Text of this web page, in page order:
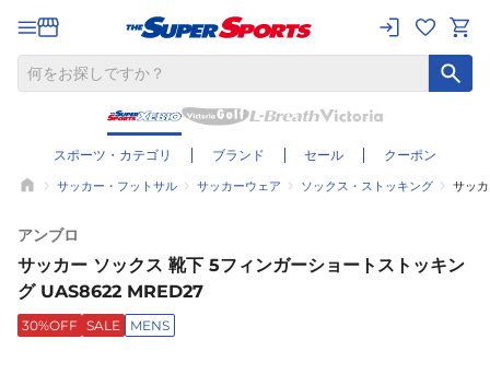
スポーツ・カテゴリ ブランド セール クーポン
サッカー・フットサル サッカーウェア ソックス・ストッキング サッ
アンブロ
サッカー ソックス 靴下 5フィンガーショートストッキン
グ UAS8622 MRED27
30%OFF SALE MENS